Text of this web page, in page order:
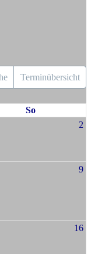
Terminübersicht
So
2
9
16